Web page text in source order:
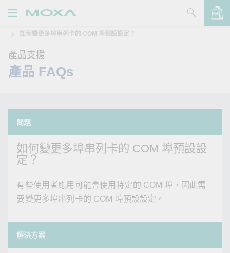
品
決方案
買
絡我們
Moxa
如何變更多埠串列卡的 COM 埠預設設定？
產品支援
產品 FAQs
問題
如何變更多埠串列卡的 COM 埠預設設
定？
有些使用者應用可能會使用特定的 COM 埠，因此需
要變更多埠串列卡的 COM 埠預設設定。
解決方案
查看詢價明細